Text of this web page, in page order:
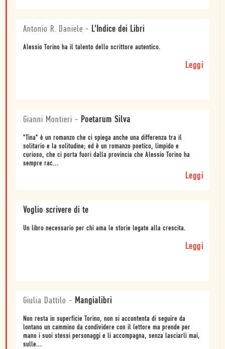
Antonio R. Daniele - L'Indice dei Libri
Alessio Torino ha il talento dello scrittore autentico.
Leggi
Gianni Montieri - Poetarum Silva
"Tina" è un romanzo che ci spiega anche una differenza tra il
solitario e la solitudine; ed è un romanzo poetico, limpido e
curioso, che ci porta fuori dalla provincia che Alessio Torino ha
sempre rac...
Leggi
Voglio scrivere di te
Un libro necessario per chi ama le storie legate alla crescita.
Leggi
Giulia Dattilo - Mangialibri
Non resta in superficie Torino, non si accontenta di seguire da
lontano un cammino da condividere con il lettore ma prende per
mano i suoi stessi personaggi e li accompagna, senza lasciarli mai,
sulle...